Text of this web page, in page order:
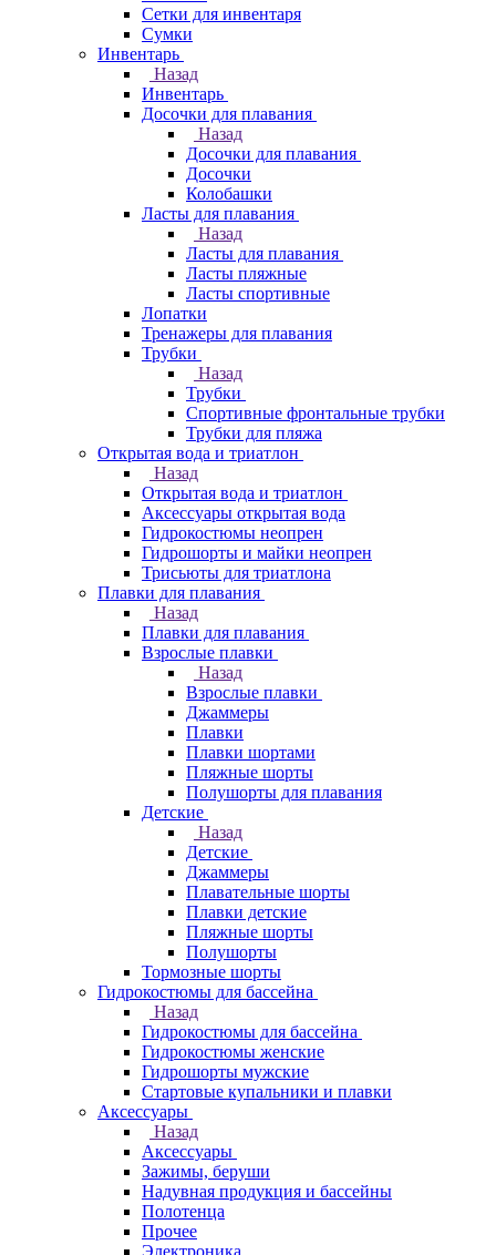
Сетки для инвентаря
Сумки
Инвентарь
Назад
Инвентарь
Досочки для плавания
Назад
Досочки для плавания
Досочки
Колобашки
Ласты для плавания
Назад
Ласты для плавания
Ласты пляжные
Ласты спортивные
Лопатки
Тренажеры для плавания
Трубки
Назад
Трубки
Спортивные фронтальные трубки
Трубки для пляжа
Открытая вода и триатлон
Назад
Открытая вода и триатлон
Аксессуары открытая вода
Гидрокостюмы неопрен
Гидрошорты и майки неопрен
Трисьюты для триатлона
Плавки для плавания
Назад
Плавки для плавания
Взрослые плавки
Назад
Взрослые плавки
Джаммеры
Плавки
Плавки шортами
Пляжные шорты
Полушорты для плавания
Детские
Назад
Детские
Джаммеры
Плавательные шорты
Плавки детские
Пляжные шорты
Полушорты
Тормозные шорты
Гидрокостюмы для бассейна
Назад
Гидрокостюмы для бассейна
Гидрокостюмы женские
Гидрошорты мужские
Стартовые купальники и плавки
Аксессуары
Назад
Аксессуары
Зажимы, беруши
Надувная продукция и бассейны
Полотенца
Прочее
Электроника